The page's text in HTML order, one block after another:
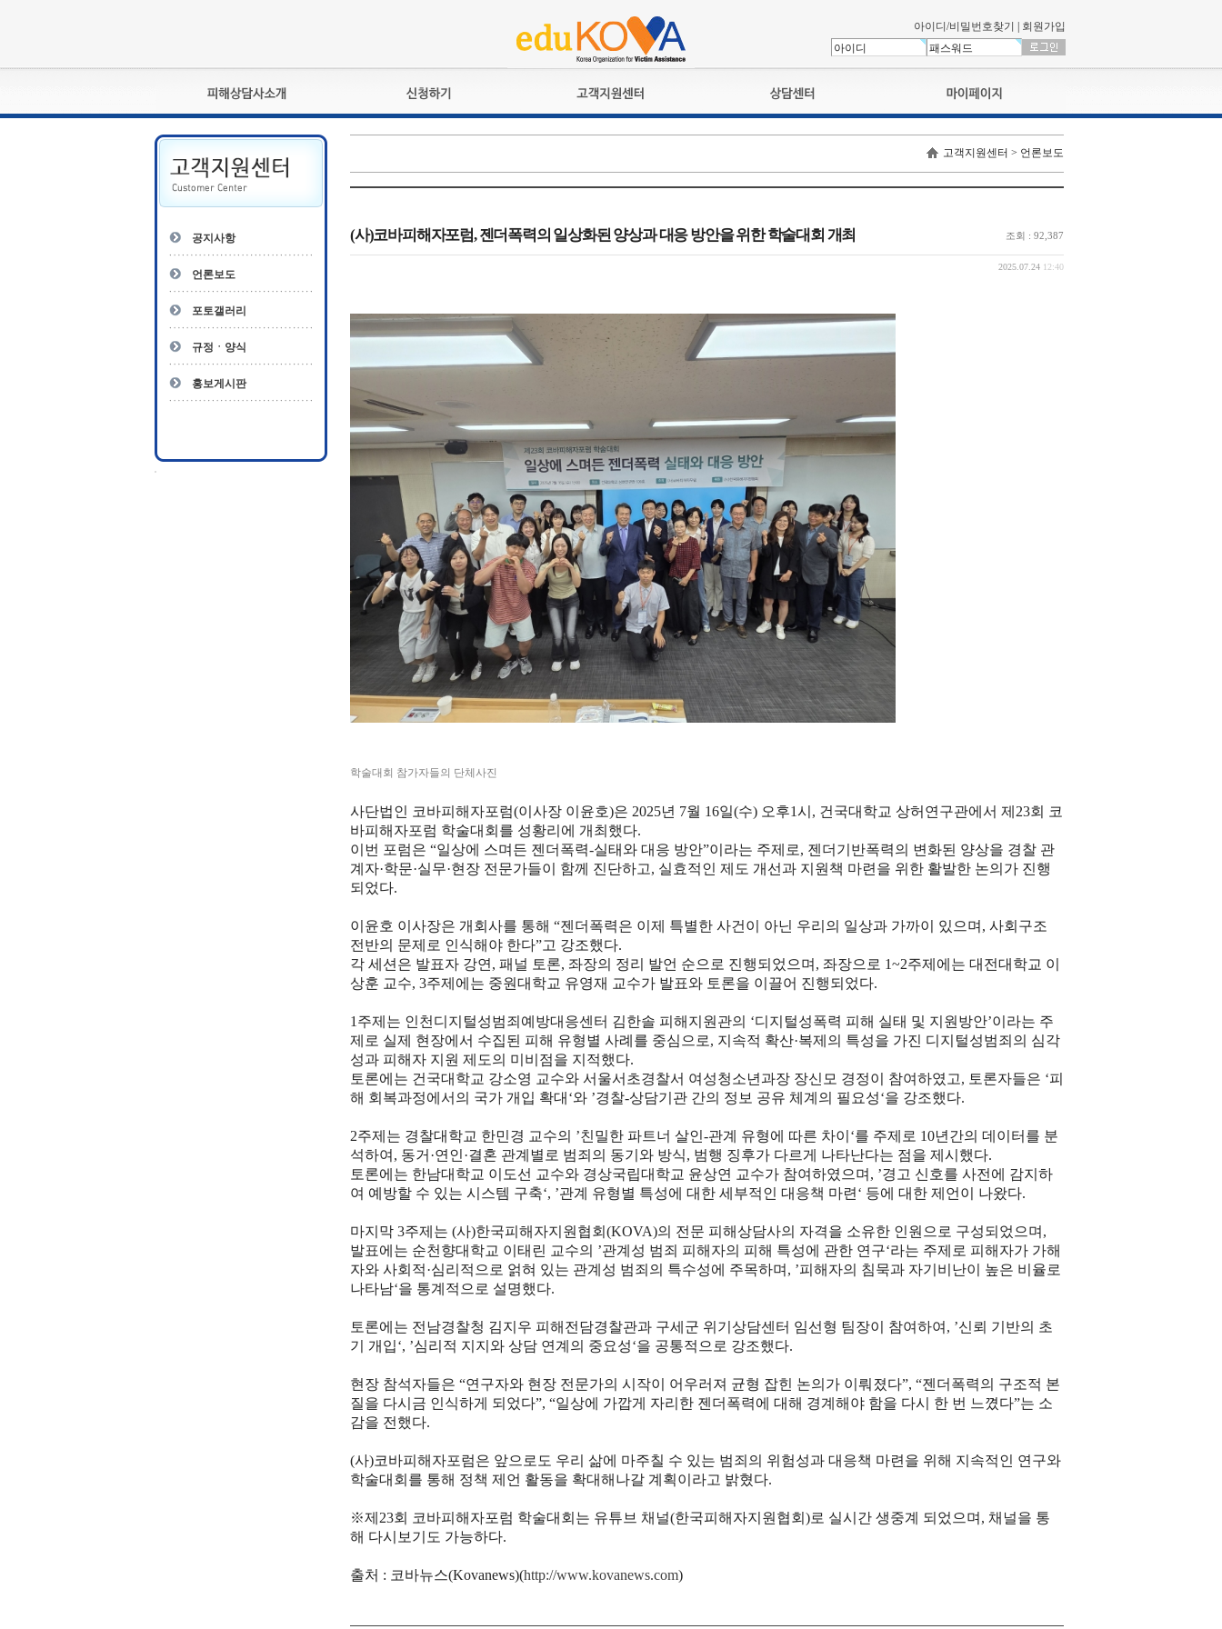
아이디/비밀번호찾기 회원가입
피해상담사란?
자격관리규정
상담사 자격증 확인
- 피해상담사 1급
- 전문수련감독자
- 전문수련기관
교육훈련
자격복원
공지사항
상담접수
나의신청내역
교육영상강의실
나의활동내역
나의 연회비
공지사항
언론보도
포토갤러리
규정ㆍ양식
홍보게시판
고객지원센터 > 언론보도
(사)코바피해자포럼, 젠더폭력의 일상화된 양상과 대응 방안을 위한 학술대회 개최 조회 : 92,387
2025.07.24 12:40
학술대회 참가자들의 단체사진
사단법인 코바피해자포럼(이사장 이윤호)은 2025년 7월 16일(수) 오후1시 , 건국대학교 상허연구관에서 제 23회 코
바피해자포럼 학술대회를 성황리에 개최했다.
이번 포럼은 “일상에 스며든 젠더폭력-실태와 대응 방안”이라는 주제로, 젠더기반폭력의 변화된 양상을 경찰 관
계자·학문·실무·현장 전문가들이 함께 진단하고, 실효적인 제도 개선과 지원책 마련을 위한 활발한 논의가 진행
되었다.
이윤호 이사장은 개회사를 통해 “젠더폭력은 이제 특별한 사건이 아닌 우리의 일상과 가까이 있으며 , 사회구조
전반의 문제로 인식해야 한다”고 강조했다.
각 세션은 발표자 강연 , 패널 토론, 좌장의 정리 발언 순으로 진행되었으며 , 좌장으로 1~2주제에는 대전대학교 이
상훈 교수, 3주제에는 중원대학교 유영재 교수가 발표와 토론을 이끌어 진행되었다.
1 주제는 인천디지털성범죄예방대응센터 김한솔 피해지원관의 ‘디지털성폭력 피해 실태 및 지원방안’이라는 주
제로 실제 현장에서 수집된 피해 유형별 사례를 중심으로, 지속적 확산·복제의 특성을 가진 디지털성범죄의 심각
성과 피해자 지원 제도의 미비점을 지적했다.
토론에는 건국대학교 강소영 교수와 서울서초경찰서 여성청소년과장 장신모 경정이 참여하였고, 토론자들은 ‘피
해 회복과정에서의 국가 개입 확대 ‘와 ’경찰-상담기관 간의 정보 공유 체계의 필요성‘을 강조했다.
2주제는 경찰대학교 한민경 교수의 ’친밀한 파트너 살인-관계 유형에 따른 차이 ‘를 주제로 10년간의 데이터를 분
석하여 , 동거 ·연인·결혼 관계별로 범죄의 동기와 방식, 범행 징후가 다르게 나타난다는 점을 제시했다.
토론에는 한남대학교 이도선 교수와 경상국립대학교 윤상연 교수가 참여하였으며 , ’경고 신호를 사전에 감지하
여 예방할 수 있는 시스템 구축‘, ’관계 유형별 특성에 대한 세부적인 대응책 마련 ‘ 등에 대한 제언이 나왔다.
마지막 3주제는 (사)한국피해자지원협회 (KOVA)의 전문 피해상담사의 자격을 소유한 인원으로 구성되었으며 ,
발표에는 순천향대학교 이태린 교수의 ’관계성 범죄 피해자의 피해 특성에 관한 연구‘라는 주제로 피해자가 가해
자와 사회적·심리적으로 얽혀 있는 관계성 범죄의 특수성에 주목하며 , ’피해자의 침묵과 자기비난이 높은 비율로
나타남‘을 통계적으로 설명했다.
토론에는 전남경찰청 김지우 피해전담경찰관과 구세군 위기상담센터 임선형 팀장이 참여하여 , ’신뢰 기반의 초
기 개입‘, ’심리적 지지와 상담 연계의 중요성‘을 공통적으로 강조했다.
현장 참석자들은 “연구자와 현장 전문가의 시작이 어우러져 균형 잡힌 논의가 이뤄졌다”, “젠더폭력의 구조적 본
질을 다시금 인식하게 되었다”, “일상에 가깝게 자리한 젠더폭력에 대해 경계해야 함을 다시 한 번 느꼈다”는 소
감을 전했다.
(사)코바피해자포럼은 앞으로도 우리 삶에 마주칠 수 있는 범죄의 위험성과 대응책 마련을 위해 지속적인 연구와
학술대회를 통해 정책 제언 활동을 확대해나갈 계획이라고 밝혔다.
※제 23회 코바피해자포럼 학술대회는 유튜브 채널(한국피해자지원협회 )로 실시간 생중계 되었으며 , 채널을 통
해 다시보기도 가능하다.
출처 : 코바뉴스(Kovanews)(http://www.kovanews.com)